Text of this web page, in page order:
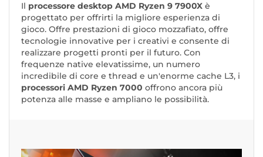
Il processore desktop AMD Ryzen 9 7900X è
progettato per offrirti la migliore esperienza di
gioco. Offre prestazioni di gioco mozzafiato, offre
tecnologie innovative per i creativi e consente di
realizzare progetti pronti per il futuro. Con
frequenze native elevatissime, un numero
incredibile di core e thread e un'enorme cache L3, i
processori AMD Ryzen 7000 offrono ancora più
potenza alle masse e ampliano le possibilità.